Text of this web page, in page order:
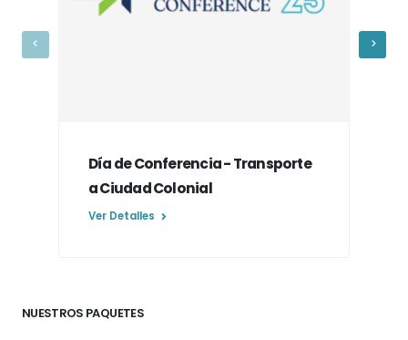
Día de Conferencia - Transporte
a Ciudad Colonial
Ver Detalles
NUESTROS PAQUETES